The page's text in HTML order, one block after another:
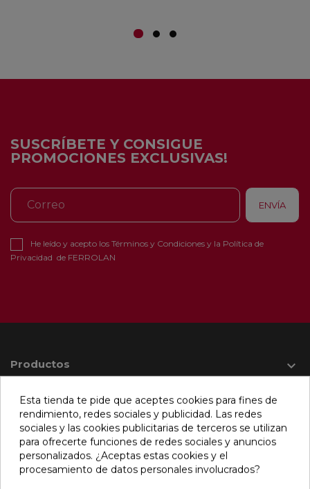
SUSCRÍBETE Y CONSIGUE
PROMOCIONES EXCLUSIVAS!
He leído y acepto los Términos y Condiciones y la Política de
Privacidad de FERROLAN
Productos 
Información
Su cuenta
Esta tienda te pide que aceptes cookies para fines de
rendimiento, redes sociales y publicidad. Las redes
sociales y las cookies publicitarias de terceros se utilizan
para ofrecerte funciones de redes sociales y anuncios
personalizados. ¿Aceptas estas cookies y el
procesamiento de datos personales involucrados?